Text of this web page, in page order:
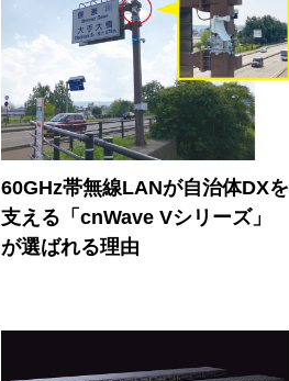
60GHz帯無線LANが自治体DXを
支える「cnWave Vシリーズ」
が選ばれる理由